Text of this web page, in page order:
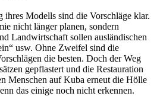
ihres Modells sind die Vorschläge klar.
nicht länger planen, sondern
Landwirtschaft sollen ausländischen
usw. Ohne Zweifel sind die
die besten. Doch der Weg
gepflastert und die Restauration
Menschen auf Kuba erneut die Hölle
das einige noch nicht erkennen.